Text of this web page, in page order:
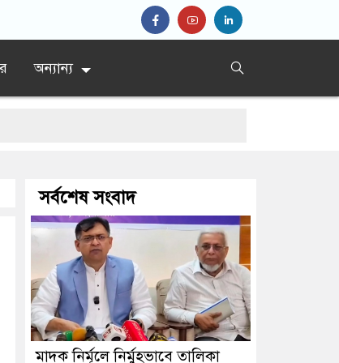
অন্যান্য
সর্বশেষ সংবাদ
মাদক নির্মূলে নির্মুহভাবে তালিকা